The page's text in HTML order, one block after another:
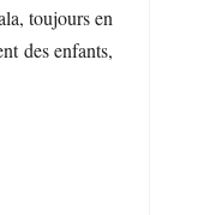
toujours en
des enfants,